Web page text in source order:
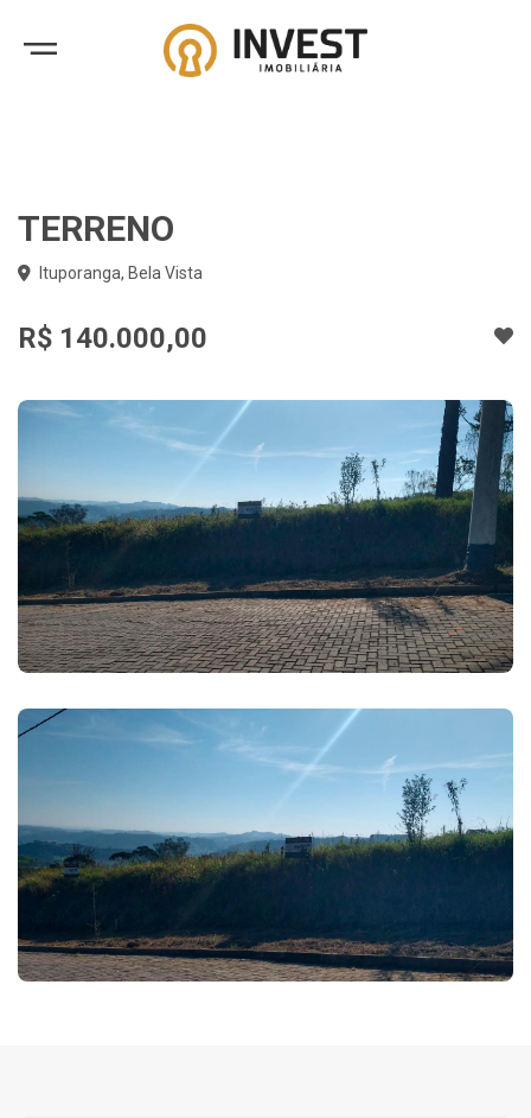
TERRENO
Ituporanga, Bela Vista
R$ 140.000,00